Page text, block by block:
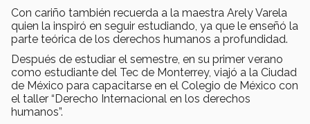
Con cariño también recuerda a la maestra Arely Varela
quien la inspiró en seguir estudiando, ya que le enseñó la
parte teórica de los derechos humanos a profundidad.
Después de estudiar el semestre, en su primer verano
como estudiante del Tec de Monterrey, viajó a la Ciudad
de México para capacitarse en el Colegio de México con
el taller “Derecho Internacional en los derechos
humanos”.